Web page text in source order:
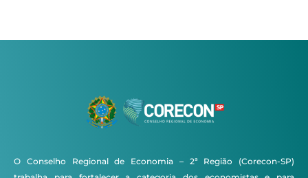
O Conselho Regional de Economia – 2ª Região (Corecon-SP)